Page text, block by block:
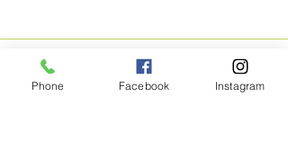
MENU POLITIQUE
Phone Facebook Instagram